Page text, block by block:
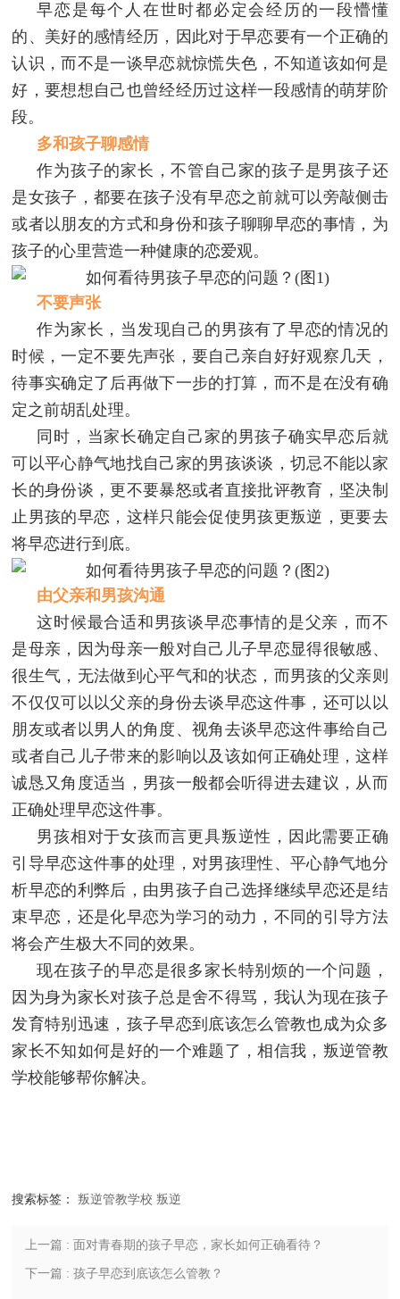
早恋是每个人在世时都必定会经历的一段懵懂
的、美好的感情经历，因此对于早恋要有一个正确的
认识，而不是一谈早恋就惊慌失色，不知道该如何是
好，要想想自己也曾经经历过这样一段感情的萌芽阶
段。
多和孩子聊感情
作为孩子的家长，不管自己家的孩子是男孩子还
是女孩子，都要在孩子没有早恋之前就可以旁敲侧击
或者以朋友的方式和身份和孩子聊聊早恋的事情，为
孩子的心里营造一种健康的恋爱观。
不要声张
作为家长，当发现自己的男孩有了早恋的情况的
时候，一定不要先声张，要自己亲自好好观察几天，
待事实确定了后再做下一步的打算，而不是在没有确
定之前胡乱处理。
同时，当家长确定自己家的男孩子确实早恋后就
可以平心静气地找自己家的男孩谈谈，切忌不能以家
长的身份谈，更不要暴怒或者直接批评教育，坚决制
止男孩的早恋，这样只能会促使男孩更叛逆，更要去
将早恋进行到底。
由父亲和男孩沟通
这时候最合适和男孩谈早恋事情的是父亲，而不
是母亲，因为母亲一般对自己儿子早恋显得很敏感、
很生气，无法做到心平气和的状态，而男孩的父亲则
不仅仅可以以父亲的身份去谈早恋这件事，还可以以
朋友或者以男人的角度、视角去谈早恋这件事给自己
或者自己儿子带来的影响以及该如何正确处理，这样
诚恳又角度适当，男孩一般都会听得进去建议，从而
正确处理早恋这件事。
男孩相对于女孩而言更具叛逆性，因此需要正确
引导早恋这件事的处理，对男孩理性、平心静气地分
析早恋的利弊后，由男孩子自己选择继续早恋还是结
束早恋，还是化早恋为学习的动力，不同的引导方法
将会产生极大不同的效果。
现在孩子的早恋是很多家长特别烦的一个问题，
因为身为家长对孩子总是舍不得骂，我认为现在孩子
发育特别迅速，孩子早恋到底该怎么管教也成为众多
家长不知如何是好的一个难题了，相信我，叛逆管教
学校能够帮你解决。
搜索标签：叛逆管教学校 叛逆
上一篇 : 面对青春期的孩子早恋，家长如何正确看待？
下一篇 : 孩子早恋到底该怎么管教？